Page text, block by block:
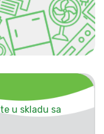
u skladu sa